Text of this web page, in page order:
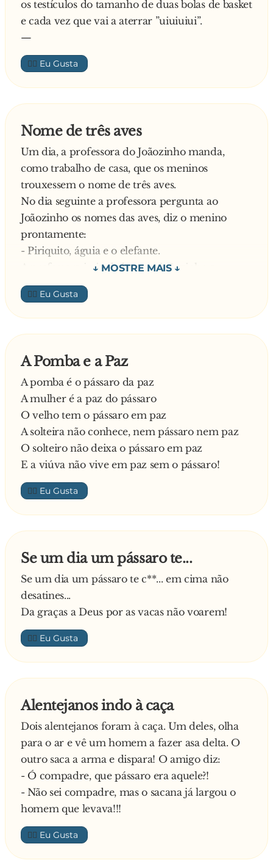
os testículos do tamanho de duas bolas de basket
e cada vez que vai a aterrar ”uiuiuiui”.
—
👍🏼
Nome de três aves
Um dia, a professora do Joãozinho manda,
como trabalho de casa, que os meninos
trouxessem o nome de três aves.
No dia seguinte a professora pergunta ao
Joãozinho os nomes das aves, diz o menino
prontamente:
- Piriquito, águia e o elefante.
A professora irritada bate no joãozinho e
pergunta:
- Quem foi que te disse isso?
Responde o Joãozinho:
- Foi o meu pai
- Quem é o b**... do teu pai?
Responde o Joãozinho:
- É o Barack Obama.
Meio atrapalhada diz a professora:
- Ah! Então diz ao papá que o elefante voa, mas
voa muito baixinho
—
👍🏼
A Pomba e a Paz
A pomba é o pássaro da paz
A mulher é a paz do pássaro
O velho tem o pássaro em paz
A solteira não conhece, nem pássaro nem paz
O solteiro não deixa o pássaro em paz
E a viúva não vive em paz sem o pássaro!
👍🏼
Se um dia um pássaro te...
Se um dia um pássaro te c**... em cima não
desatines...
Da graças a Deus por as vacas não voarem!
👍🏼
Alentejanos indo à caça
Dois alentejanos foram à caça. Um deles, olha
para o ar e vê um homem a fazer asa delta. O
outro saca a arma e dispara! O amigo diz:
- Ó compadre, que pássaro era aquele?!
- Não sei compadre, mas o sacana já largou o
homem que levava!!!
👍🏼